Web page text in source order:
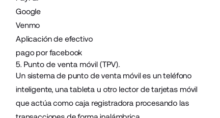
Google
Venmo
Aplicación de efectivo
pago por facebook
5. Punto de venta móvil (TPV).
Un sistema de punto de venta móvil es un teléfono
inteligente, una tableta u otro lector de tarjetas móvil
que actúa como caja registradora procesando las